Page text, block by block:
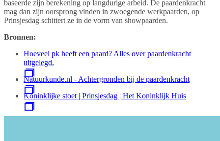
baseerde zijn berekening op langdurige arbeid. De paardenkracht
mag dan zijn oorsprong vinden in zwoegende werkpaarden, op
Prinsjesdag schittert ze in de vorm van showpaarden.
Bronnen:
Hoeveel pk heeft een paard? Alles over paardenkracht
uitgelegd.
Natuurkunde.nl - Achtergronden bij de paardenkracht
Koninklijke stoet | Prinsjesdag | Het Koninklijk Huis